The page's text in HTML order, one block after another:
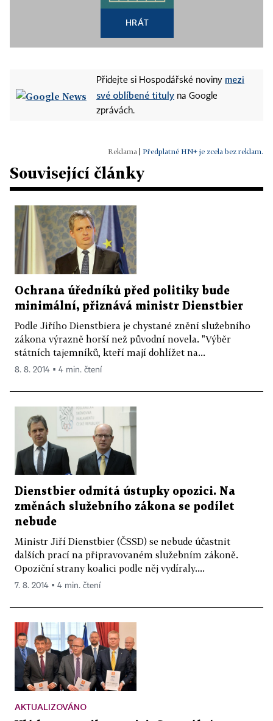
HRÁT
Přidejte si Hospodářské noviny mezi
své oblíbené tituly na Google
zprávách.
Předplatné HN+ je zcela bez reklam.
Související články
Ochrana úředníků před politiky bude
minimální, přiznává ministr Dienstbier
Podle Jiřího Dienstbiera je chystané znění služebního
zákona výrazně horší než původní novela. "Výběr
státních tajemníků, kteří mají dohlížet na...
8. 8. 2014 ▪ 4 min. čtení
Dienstbier odmítá ústupky opozici. Na
změnách služebního zákona se podílet
nebude
Ministr Jiří Dienstbier (ČSSD) se nebude účastnit
dalších prací na připravovaném služebním zákoně.
Opoziční strany koalici podle něj vydíraly....
7. 8. 2014 ▪ 4 min. čtení
AKTUALIZOVÁNO